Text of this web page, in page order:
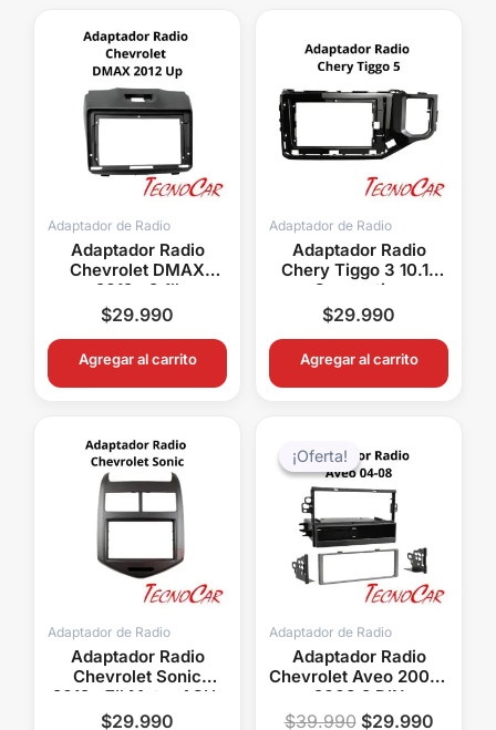
Adaptador de Radio
Adaptador Radio
Chevrolet DMAX
2012+ 9.1″
Connection ACH-012N
$29.990
Agregar al carrito
Adaptador de Radio
Adaptador Radio
Chery Tiggo 3 10.1″
Connection
AMCE017T
$29.990
Agregar al carrito
Adaptador de Radio
Adaptador Radio
Chevrolet Sonic
2012+ 7″ Metra ACH-
007
$29.990
¡Oferta!
¡Oferta!
Adaptador de Radio
Adaptador Radio
Chevrolet Aveo 2004-
2008 2 DIN
Connection ACH99-
$39.990
precio
original
era:
$39.990.
$29.990